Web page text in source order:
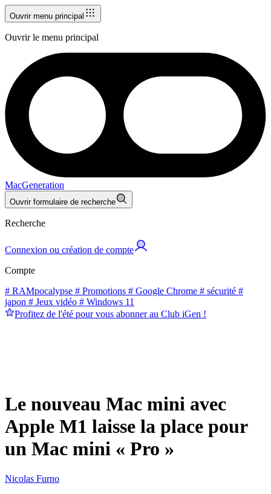
Ouvrir menu principal
Ouvrir le menu principal
MacGeneration
Ouvrir formulaire de recherche
Recherche
Connexion ou création de compte
Compte
# RAMpocalypse # Promotions # Google Chrome # sécurité #
japon # Jeux vidéo # Windows 11
Profitez de l'été pour vous abonner au Club iGen !
Le nouveau Mac mini avec
Apple M1 laisse la place pour
un Mac mini « Pro »
Nicolas Furno